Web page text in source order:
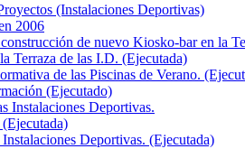
(Instalaciones Deportivas)
2006
de nuevo Kiosko-bar en la
Terraza de las I.D. (Ejecutada)
de las Piscinas de Verano.
(Ejecutado)
Instalaciones Deportivas.
Deportivas. (Ejecutada)